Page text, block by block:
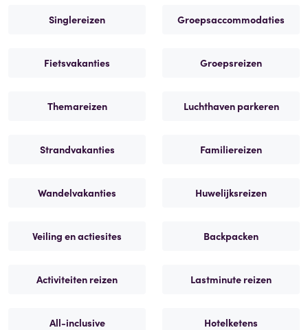
Singlereizen Groepsaccommodaties
Fietsvakanties Groepsreizen
Themareizen Luchthaven parkeren
Strandvakanties Familiereizen
Wandelvakanties Huwelijksreizen
Veiling en actiesites Backpacken
Activiteiten reizen Lastminute reizen
All-inclusive Hotelketens